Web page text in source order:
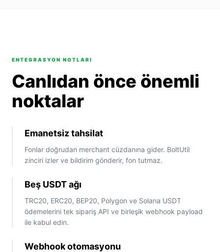
ENTEGRASYON NOTLARI
Canlıdan önce önemli
noktalar
Emanetsiz tahsilat
Fonlar doğrudan merchant cüzdanına gider. BoltUtil
zinciri izler ve bildirim gönderir, fon tutmaz.
Beş USDT ağı
TRC20, ERC20, BEP20, Polygon ve Solana USDT
ödemelerini tek sipariş API ve birleşik webhook payload
ile kabul edin.
Webhook otomasyonu